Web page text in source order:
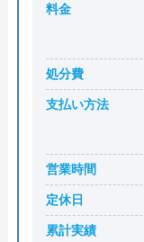
料金
処分費
支払い方法
営業時間
定休日
累計実績